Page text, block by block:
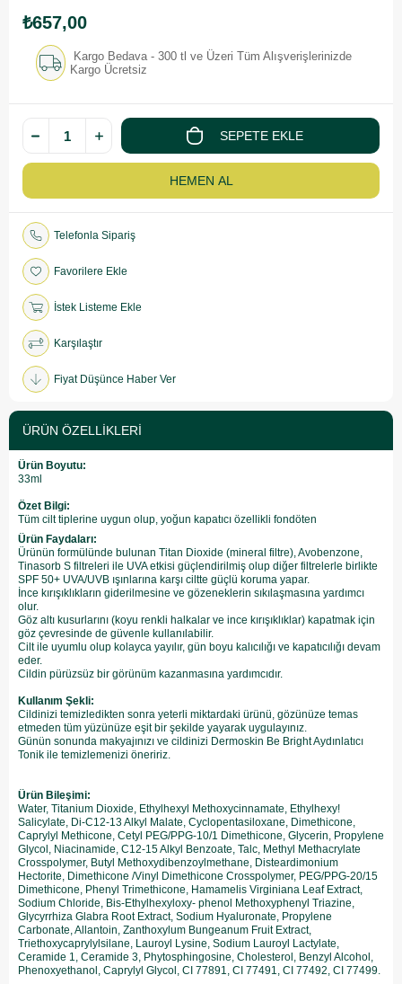
₺657,00
Kargo Bedava - 300 tl ve Üzeri Tüm Alışverişlerinizde
Kargo Ücretsiz
Telefonla Sipariş
Favorilere Ekle
İstek Listeme Ekle
Karşılaştır
Fiyat Düşünce Haber Ver
ÜRÜN ÖZELLIKLERI
Ürün Boyutu:
33ml
Özet Bilgi:
Tüm cilt tiplerine uygun olup, yoğun kapatıcı özellikli fondöten
Ürün Faydaları:
Ürünün formülünde bulunan Titan Dioxide (mineral filtre), Avobenzone,
Tinasorb S filtreleri ile UVA etkisi güçlendirilmiş olup diğer filtrelerle birlikte
SPF 50+ UVA/UVB ışınlarına karşı ciltte güçlü koruma yapar.
İnce kırışıklıkların giderilmesine ve gözeneklerin sıkılaşmasına yardımcı
olur.
Göz altı kusurlarını (koyu renkli halkalar ve ince kırışıklıklar) kapatmak için
göz çevresinde de güvenle kullanılabilir.
Cilt ile uyumlu olup kolayca yayılır, gün boyu kalıcılığı ve kapatıcılığı devam
eder.
Cildin pürüzsüz bir görünüm kazanmasına yardımcıdır.
Kullanım Şekli:
Cildinizi temizledikten sonra yeterli miktardaki ürünü, gözünüze temas
etmeden tüm yüzünüze eşit bir şekilde yayarak uygulayınız.
Günün sonunda makyajınızı ve cildinizi Dermoskin Be Bright Aydınlatıcı
Tonik ile temizlemenizi öneririz.
Ürün Bileşimi:
Water, Titanium Dioxide, Ethylhexyl Methoxycinnamate, Ethylhexy!
Salicylate, Di-C12-13 Alkyl Malate, Cyclopentasiloxane, Dimethicone,
Caprylyl Methicone, Cetyl PEG/PPG-10/1 Dimethicone, Glycerin, Propylene
Glycol, Niacinamide, C12-15 Alkyl Benzoate, Talc, Methyl Methacrylate
Crosspolymer, Butyl Methoxydibenzoylmethane, Disteardimonium
Hectorite, Dimethicone /Vinyl Dimethicone Crosspolymer, PEG/PPG-20/15
Dimethicone, Phenyl Trimethicone, Hamamelis Virginiana Leaf Extract,
Sodium Chloride, Bis-Ethylhexyloxy- phenol Methoxyphenyl Triazine,
Glycyrrhiza Glabra Root Extract, Sodium Hyaluronate, Propylene
Carbonate, Allantoin, Zanthoxylum Bungeanum Fruit Extract,
Triethoxycaprylylsilane, Lauroyl Lysine, Sodium Lauroyl Lactylate,
Ceramide 1, Ceramide 3, Phytosphingosine, Cholesterol, Benzyl Alcohol,
Phenoxyethanol, Caprylyl Glycol, CI 77891, CI 77491, CI 77492, CI 77499.